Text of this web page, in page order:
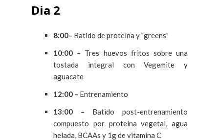
Dia 2
8:00– Batido de proteína y "greens"
10:00 – Tres huevos fritos sobre una
tostada integral con Vegemite y
aguacate
12:00 – Entrenamiento
13:00 – Batido post-entrenamiento
compuesto por proteína vegetal, agua
helada, BCAAs y 1g de vitamina C